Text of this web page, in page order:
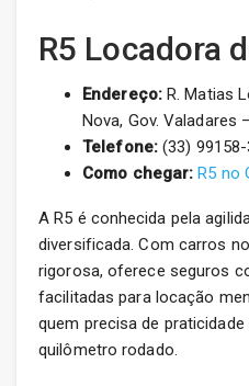
R5 Locadora
Endereço:R. Matias
Nova, Gov. Valadares
Telefone:(33) 99158-
Como chegar: R5 no
A R5 é conhecida pela
diversificada. Com carros
rigorosa, oferece seguros
facilitadas para locação
quem precisa de
quilômetro rodado.